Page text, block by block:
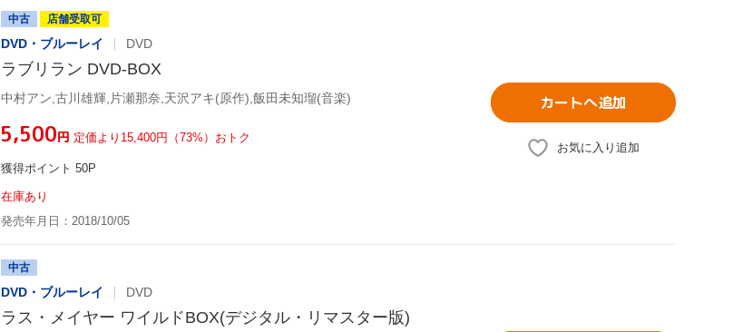
中古 店舗受取可
DVD・ブルーレイ DVD
ラブリラン DVD-BOX
中村アン,古川雄輝,片瀬那奈,天沢アキ(原作),飯田未知瑠(音楽)
¥5,500円 定価より15,400円（73%）おトク
獲得ポイント 50P
在庫あり
発売年月日：2018/10/05
カートへ追加
お気に入り追加
中古
DVD・ブルーレイ DVD
ラス・メイヤー ワイルドBOX(デジタル・リマスター版)